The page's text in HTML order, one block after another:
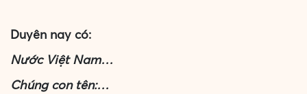
Duyên nay có:
Nước Việt Nam…
Chúng con tên:…